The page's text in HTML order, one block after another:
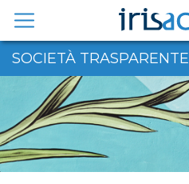
contenuto
SOCIETÀ TRASPARENTE